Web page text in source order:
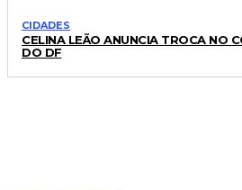
CIDADES
CELINA LEÃO ANUNCIA TROCA NO
DO DF